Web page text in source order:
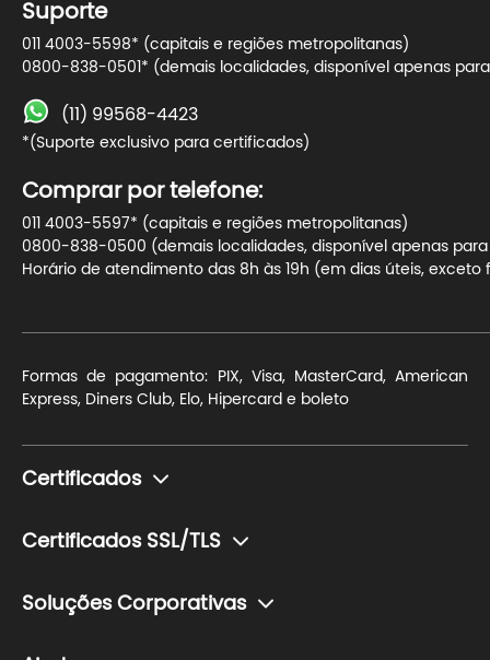
Suporte
011 4003-5598* (capitais e regiões metropolitanas)
0800-838-0501* (demais localidades, disponível apenas
(11) 99568-4423
*(Suporte exclusivo para certificados)
Comprar por telefone:
011 4003-5597* (capitais e regiões metropolitanas)
0800-838-0500 (demais localidades, disponível apenas
Horário de atendimento das 8h às 19h (em dias úteis, exceto
Formas de pagamento: PIX, Visa, MasterCard, American
Express, Diners Club, Elo, Hipercard e boleto
Certificados
Pessoa Jurídica (e-CNPJ)
Certificados SSL/TLS
Soluções Corporativas